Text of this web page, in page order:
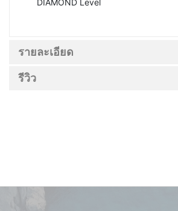
DIAMOND Level
รายละเอียด
รีวิว